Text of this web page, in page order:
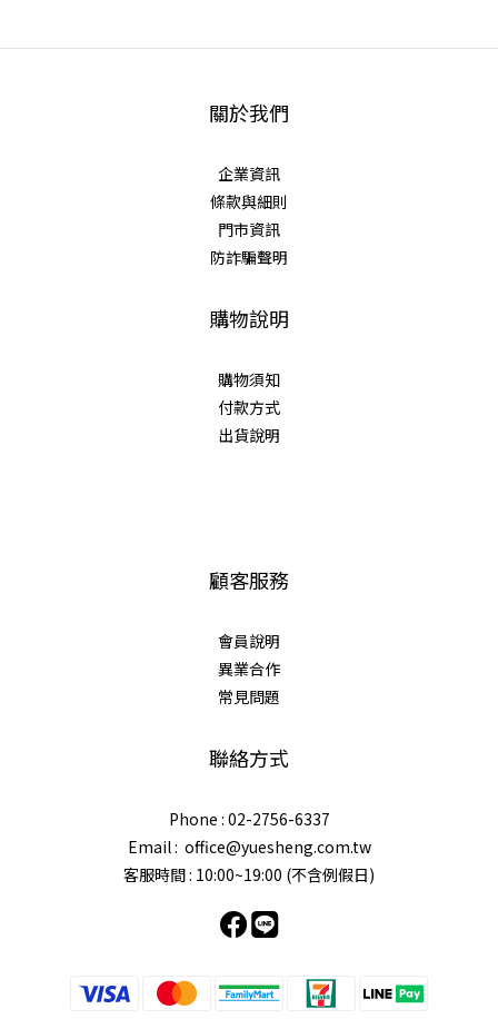
關於我們
企業資訊
條款與細則
門市資訊
防詐騙聲明
購物說明
購物須知
付款方式
出貨說明
顧客服務
會員說明
異業合作
常見問題
聯絡方式
Phone : 02-2756-6337
Email : office@yuesheng.com.tw
客服時間 : 10:00~19:00 (不含例假日)